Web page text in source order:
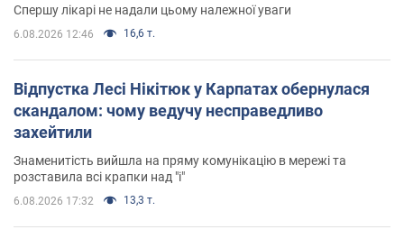
Спершу лікарі не надали цьому належної уваги
6.08.2026 12:46 16,6 т.
Відпустка Лесі Нікітюк у Карпатах обернулася
скандалом: чому ведучу несправедливо
захейтили
Знаменитість вийшла на пряму комунікацію в мережі та
розставила всі крапки над "і"
6.08.2026 17:32 13,3 т.